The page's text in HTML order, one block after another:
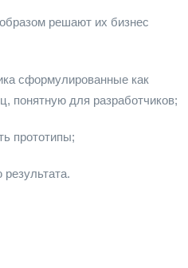
решают их бизнес
сформулированные как
понятную для разработчиков;
прототипы;